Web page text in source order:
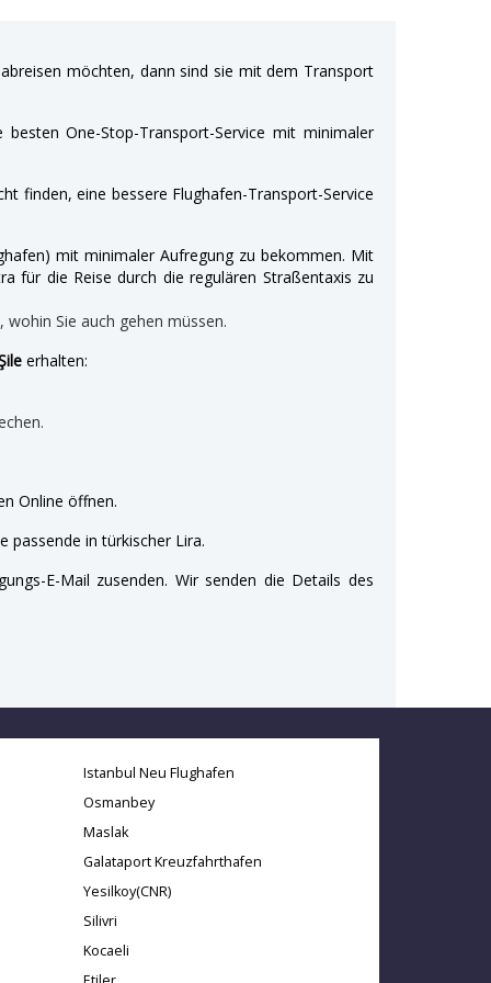
möchten, dann sind sie mit dem Transport
One-Stop-Transport-Service mit minimaler
finden, eine bessere Flughafen-Transport-Service
mit minimaler Aufregung zu bekommen. Mit
für die Reise durch die regulären Straßentaxis zu
Sie auch gehen müssen.
erhalten:
Online öffnen.
passende in türkischer Lira.
E-Mail zusenden. Wir senden die Details des
Istanbul Neu Flughafen
Osmanbey
Maslak
Galataport Kreuzfahrthafen
Yesilkoy(CNR)
Silivri
Kocaeli